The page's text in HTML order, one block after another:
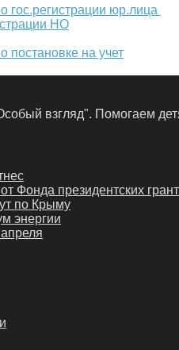
гос.регистрации юр.лица
НО
постановке на учет
взгляд". Помогаем
Фонда президентских
по Крыму
энергии